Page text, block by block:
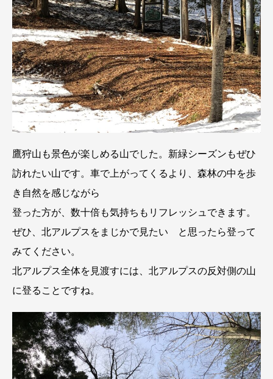
鷹狩山も景色が楽しめる山でした。新緑シーズンもぜひ
訪れたい山です。車で上がってくるより、森林の中を歩
き自然を感じながら
登った方が、数十倍も気持ちもリフレッシュできます。
ぜひ、北アルプスをまじかで見たい と思ったら登って
みてください。
北アルプス全体を見渡すには、北アルプスの反対側の山
に登ることですね。